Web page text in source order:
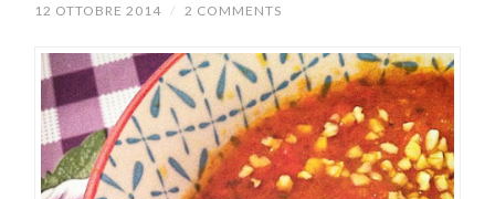
12 OTTOBRE 2014 / 2 COMMENTS